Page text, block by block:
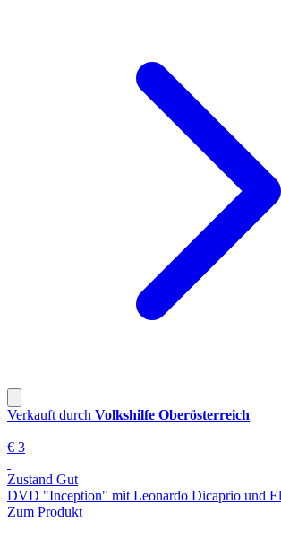
Verkauft durch Volkshilfe Oberösterreich
€ 3
Zustand Gut
DVD "Inception" mit Leonardo Dicaprio und
Zum Produkt